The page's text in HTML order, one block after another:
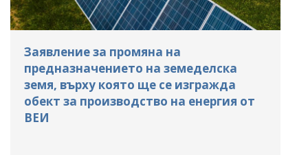
Заявление за промяна на
предназначението на земеделска
земя, върху която ще се изгражда
обект за производство на енергия от
ВЕИ